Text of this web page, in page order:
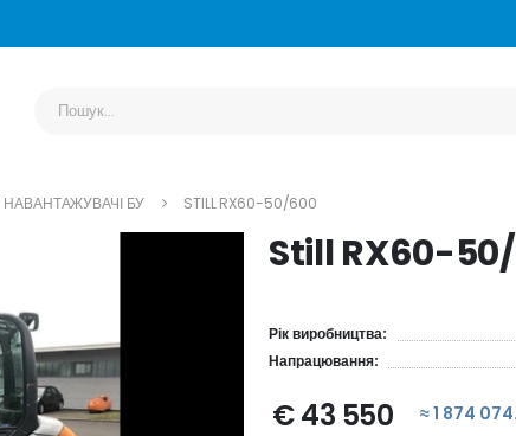
НАВАНТАЖУВАЧІ БУ STILL RX60-50/600
Still RX60-
Рік виробництва:
Напрацювання:
€ 43 550 ≈ 1 874